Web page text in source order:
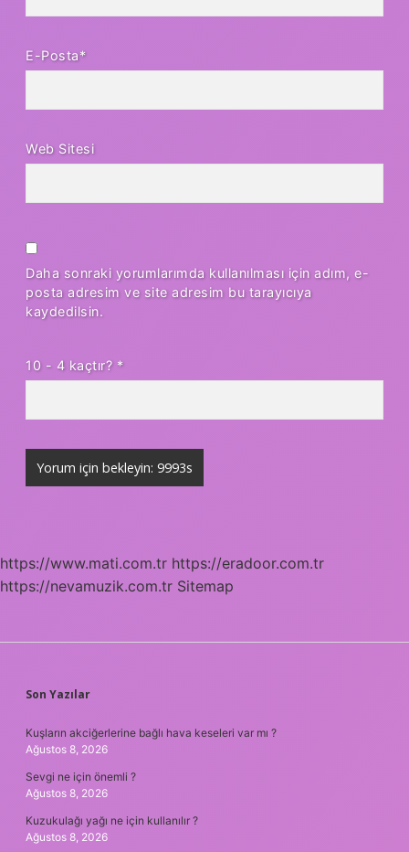
E-Posta*
Web Sitesi
Daha sonraki yorumlarımda kullanılması için adım, e-
posta adresim ve site adresim bu tarayıcıya
kaydedilsin.
10 - 4 kaçtır? *
https://www.mati.com.tr https://eradoor.com.tr
https://nevamuzik.com.tr Sitemap
SIDEBAR
Son Yazılar
Kuşların akciğerlerine bağlı hava keseleri var mı ?
Ağustos 8, 2026
Sevgi ne için önemli ?
Ağustos 8, 2026
Kuzukulağı yağı ne için kullanılır ?
Ağustos 8, 2026